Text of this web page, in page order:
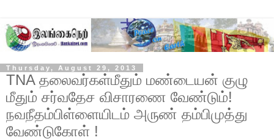
Thursday, August 29, 2013
TNA தலைவர்கள்மீதும் மண்டையன் குழு
மீதும் சர்வதேச விசாரணை வேண்டும்!
நவநீதம்பிள்ளையிடம் அருண் தம்பிமுத்து
வேண்டுகோள் !